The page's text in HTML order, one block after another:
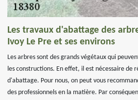
Les travaux d'abattage des
Ivoy Le Pre et ses environs
Les arbres sont des grands végétaux qui
les constructions. En effet, il est nécessaire de
d'abattage. Pour nous, on peut vous
des professionnels en la matière. Par